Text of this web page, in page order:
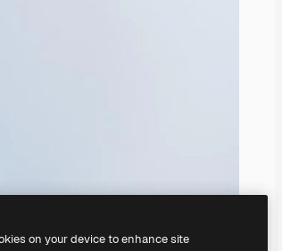
on your device to enhance site